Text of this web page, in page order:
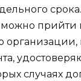
можно прийти
организации,
случаях